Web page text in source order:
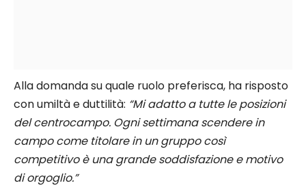
Alla domanda su quale ruolo preferisca, ha risposto
con umiltà e duttilità: “Mi adatto a tutte le posizioni
del centrocampo. Ogni settimana scendere in
campo come titolare in un gruppo così
competitivo è una grande soddisfazione e motivo
di orgoglio.”